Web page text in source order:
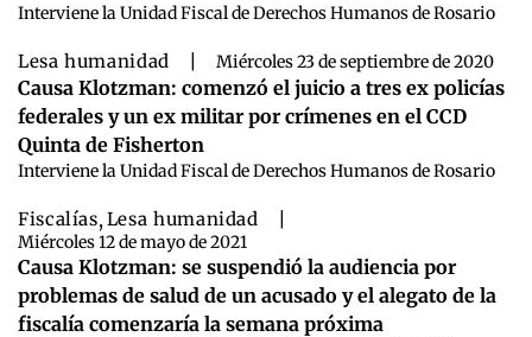
Interviene la Unidad Fiscal de Derechos Humanos de Rosario
Lesa humanidad Miércoles 23 de septiembre de 2020
Causa Klotzman: comenzó el juicio a tres ex policías
federales y un ex militar por crímenes en el CCD
Quinta de Fisherton
Interviene la Unidad Fiscal de Derechos Humanos de Rosario
Fiscalías, Lesa humanidad
Miércoles 12 de mayo de 2021
Causa Klotzman: se suspendió la audiencia por
problemas de salud de un acusado y el alegato de la
fiscalía comenzaría la semana próxima